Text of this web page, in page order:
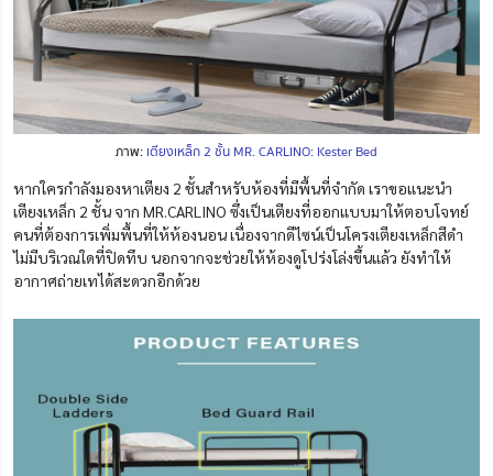
ภาพ: เตียงเหล็ก 2 ชั้น MR. CARLINO: Kester Bed
หากใครกำลังมองหาเตียง 2 ชั้นสำหรับห้องที่มีพื้นที่จำกัด เราขอแนะนำ
เตียงเหล็ก 2 ชั้น จาก MR.CARLINO ซึ่งเป็นเตียงที่ออกแบบมาให้ตอบโจทย์
คนที่ต้องการเพิ่มพื้นที่ให้ห้องนอน เนื่องจากดีไซน์เป็นโครงเตียงเหล็กสีดำ
ไม่มีบริเวณใดที่ปิดทึบ นอกจากจะช่วยให้ห้องดูโปร่งโล่งขึ้นแล้ว ยังทำให้
อากาศถ่ายเทได้สะดวกอีกด้วย